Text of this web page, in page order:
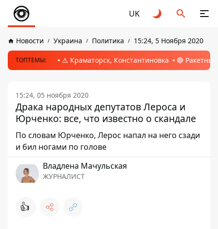
UK
Новости Украина Политика 15:24, 5 Ноября 2020
ТОПТЕМЫ: ⚠️ Краматорск, Константиновка 🔴
15:24, 05 ноября 2020
Драка народных депутатов Лероса и
Юрченко: все, что известно о скандале
По словам Юрченко, Лерос напал на него сзади
и бил ногами по голове
Владлена Мачульская
ЖУРНАЛИСТ
👍